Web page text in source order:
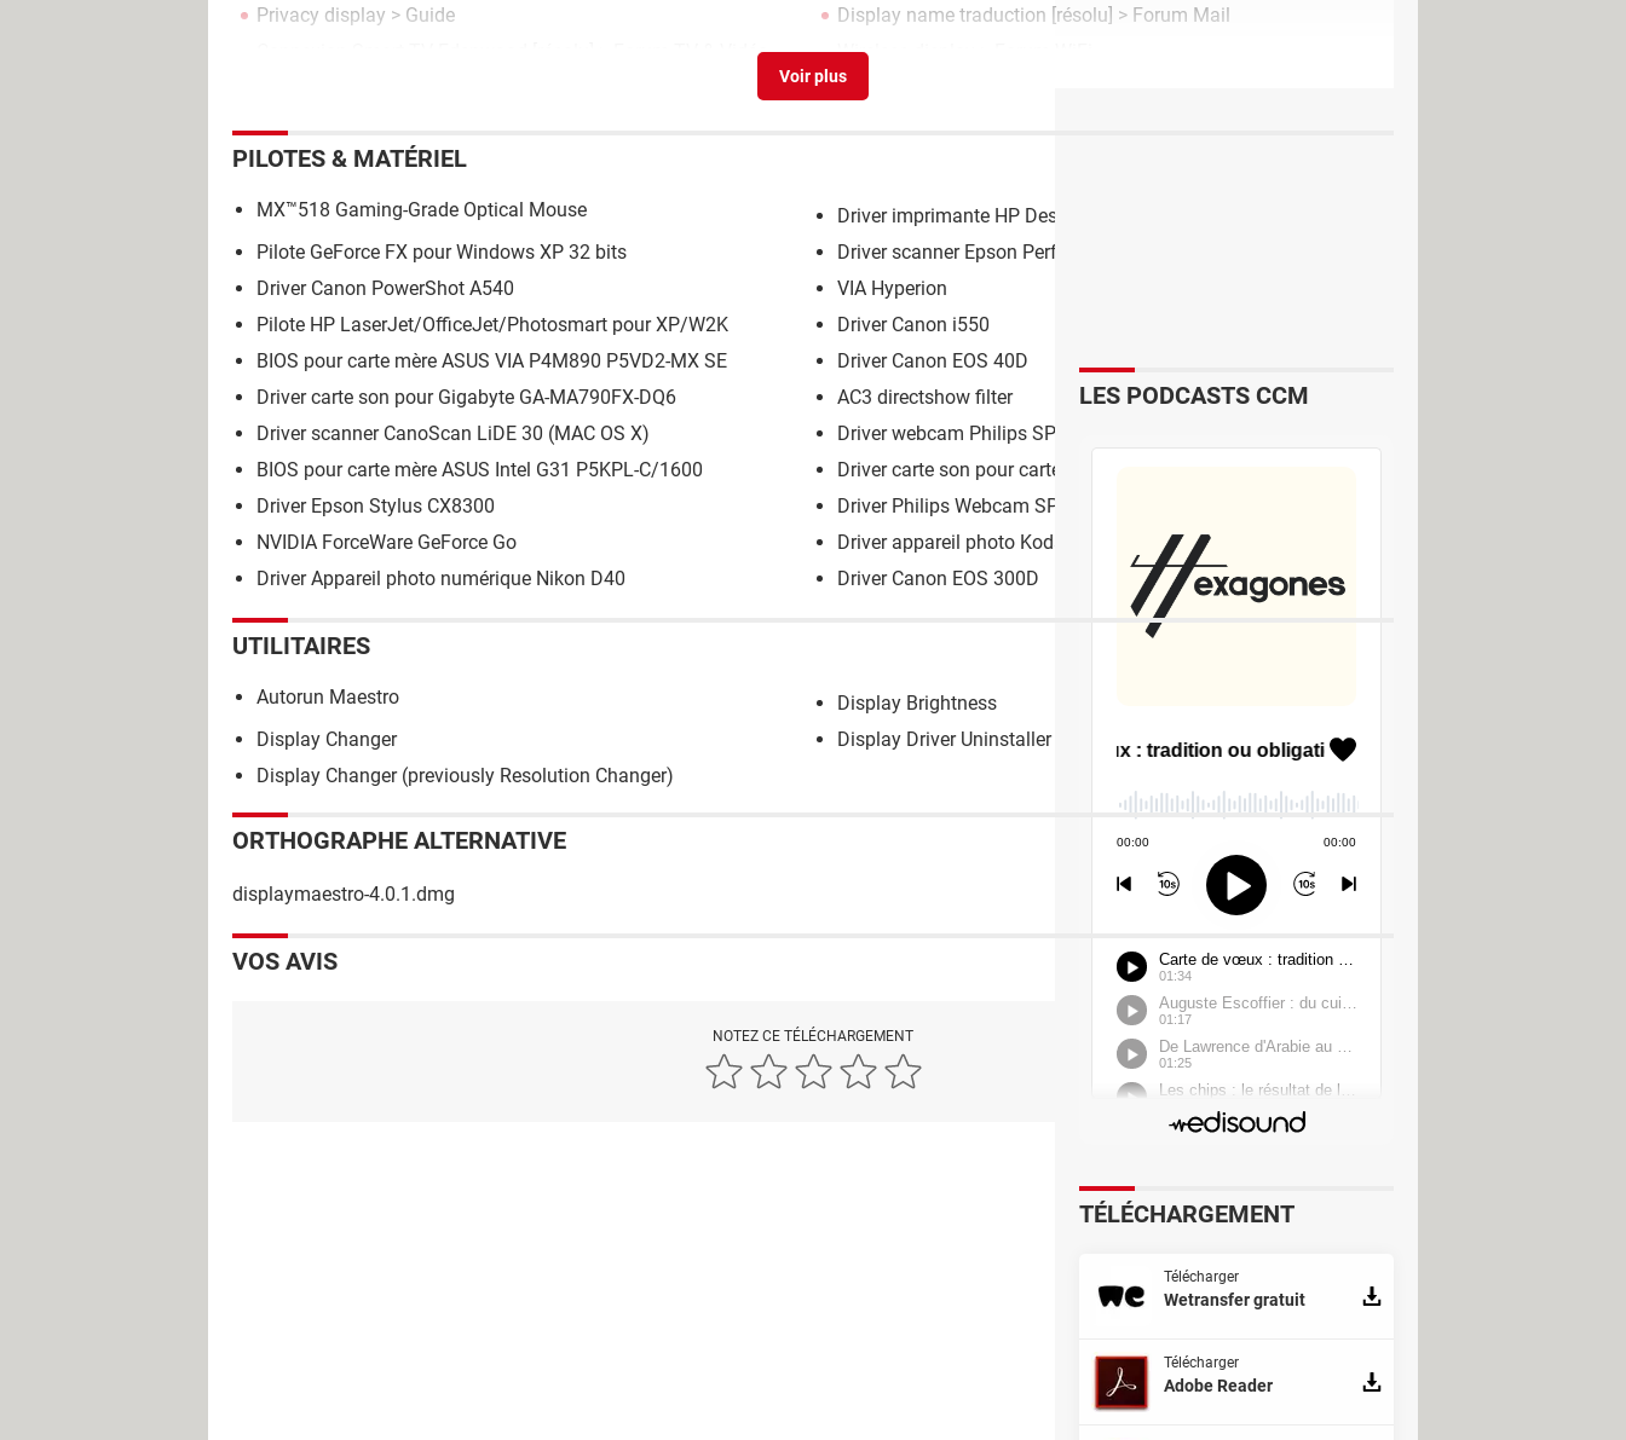
Privacy display > Guide Display name traduction [résolu] > Forum Mail
Forum TV & Vidéo Wireless display
PILOTES & MATÉRIEL
MX™518 Gaming-Grade Optical Mouse
Driver imprimante HP Deskjet F335
Pilote GeForce FX pour Windows XP 32 bits
Driver scanner Epson Perfection 1670 (MAC OS)
Driver Canon PowerShot A540
VIA Hyperion
Pilote HP LaserJet/OfficeJet/Photosmart pour XP/W2K
Driver Canon i550
BIOS pour carte mère ASUS VIA P4M890 P5VD2-MX SE
Driver Canon EOS 40D
Driver carte son pour Gigabyte GA-MA790FX-DQ6
AC3 directshow filter
Driver scanner CanoScan LiDE 30 (MAC OS X)
Driver webcam Philips SPC715NC
BIOS pour carte mère ASUS Intel G31 P5KPL-C/1600
Driver carte son pour carte mère Gigabyte GA-MA770-DS3
Driver Epson Stylus CX8300
Driver Philips Webcam SPC700NC
NVIDIA ForceWare GeForce Go
Driver appareil photo Kodak EASYSHARE C813
Driver Appareil photo numérique Nikon D40
Driver Canon EOS 300D
UTILITAIRES
Autorun Maestro
Display Brightness
Display Changer
Display Driver Uninstaller
Display Changer (previously Resolution Changer)
ORTHOGRAPHE ALTERNATIVE
displaymaestro-4.0.1.dmg
VOS AVIS
NOTEZ CE TÉLÉCHARGEMENT
LES PODCASTS CCM
TÉLÉCHARGEMENT
Télécharger
Wetransfer gratuit
Télécharger
Adobe Reader